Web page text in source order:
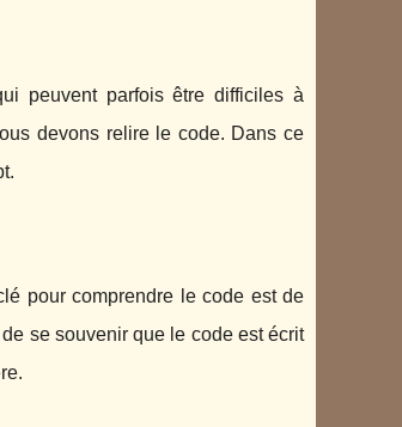
peuvent parfois être difficiles à
devons relire le code. Dans ce
pour comprendre le code est de
se souvenir que le code est écrit